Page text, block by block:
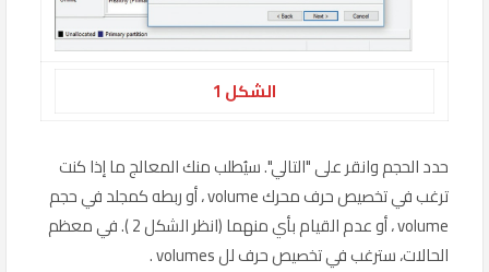
الشكل 1
حدد الحجم وانقر على "التالي". سيُطلب منك المعالج ما إذا كنت
ترغب في تخصيص حرف محرك volume ، أو ربطه كمجلد في حجم
volume ، أو عدم القيام بأي منهما (انظر الشكل 2 ). في معظم
الحالات، سترغب في تخصيص حرف لل volumes .